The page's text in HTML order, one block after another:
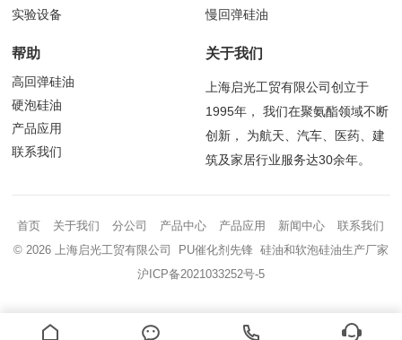
实验设备
慢回弹硅油
帮助
高回弹硅油
硬泡硅油
产品应用
联系我们
关于我们
上海启光工贸有限公司创立于
1995年， 我们在聚氨酯领域不断
创新， 为航天、汽车、医药、建
筑及家居行业服务达30余年。
首页 关于我们 分公司 产品中心 产品应用 新闻中心
联系我们
© 2026 上海启光工贸有限公司 PU催化剂先锋 硅油和软泡硅油生产厂家
沪ICP备2021033252号-5